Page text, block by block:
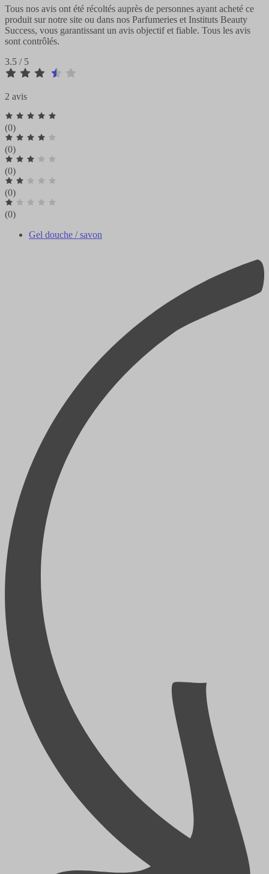
Tous nos avis ont été récoltés auprès de personnes ayant acheté ce
produit sur notre site ou dans nos Parfumeries et Instituts Beauty
Success, vous garantissant un avis objectif et fiable. Tous les avis
sont contrôlés.
3.5 / 5
2 avis
(0)
(0)
(0)
(0)
(0)
Gel douche / savon